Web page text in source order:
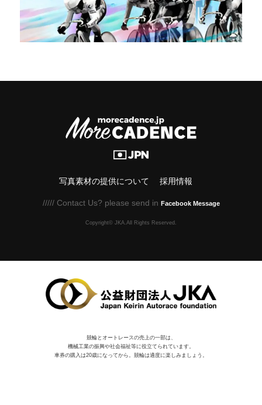
写真素材の提供について 採用情報
///// Contact Us? please send in Facebook Message
Copyright© JKA.All Rights Reserved.
競輪とオートレースの売上の一部は、
機械⼯業の振興や社会福祉等に役⽴てられています。
車券の購入は20歳になってから。競輪は適度に楽しみましょう。